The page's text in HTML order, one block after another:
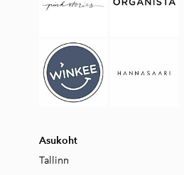
Asukoht
Tallinn